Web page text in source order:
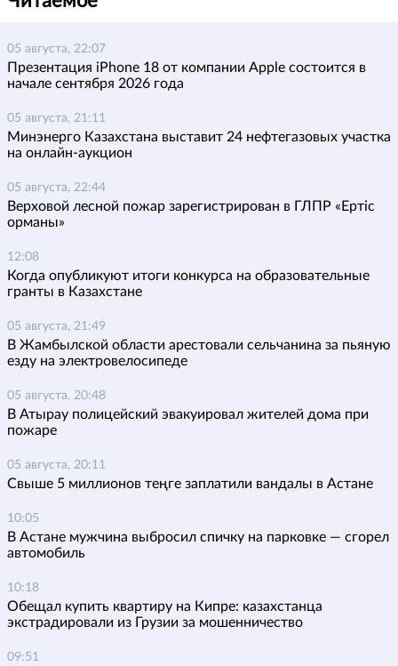
05 августа, 22:07
Презентация iPhone 18 от компании Apple состоится в
начале сентября 2026 года
05 августа, 21:11
Минэнерго Казахстана выставит 24 нефтегазовых участка
на онлайн-аукцион
05 августа, 22:44
Верховой лесной пожар зарегистрирован в ГЛПР «Ертіс
орманы»
12:08
Когда опубликуют итоги конкурса на образовательные
гранты в Казахстане
05 августа, 21:49
В Жамбылской области арестовали сельчанина за пьяную
езду на электровелосипеде
05 августа, 20:48
В Атырау полицейский эвакуировал жителей дома при
пожаре
05 августа, 20:11
Свыше 5 миллионов теңге заплатили вандалы в Астане
10:05
В Астане мужчина выбросил спичку на парковке — сгорел
автомобиль
10:18
Обещал купить квартиру на Кипре: казахстанца
экстрадировали из Грузии за мошенничество
09:51